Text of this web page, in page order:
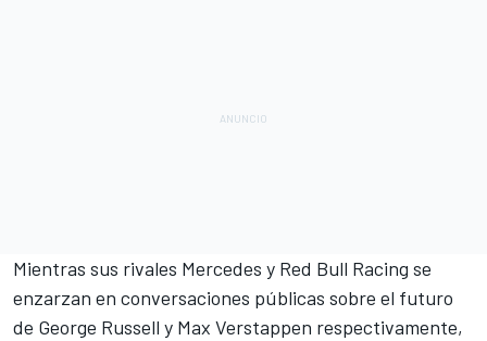
Mientras sus rivales Mercedes y Red Bull Racing se
enzarzan en conversaciones públicas sobre el futuro
de George Russell y Max Verstappen respectivamente,